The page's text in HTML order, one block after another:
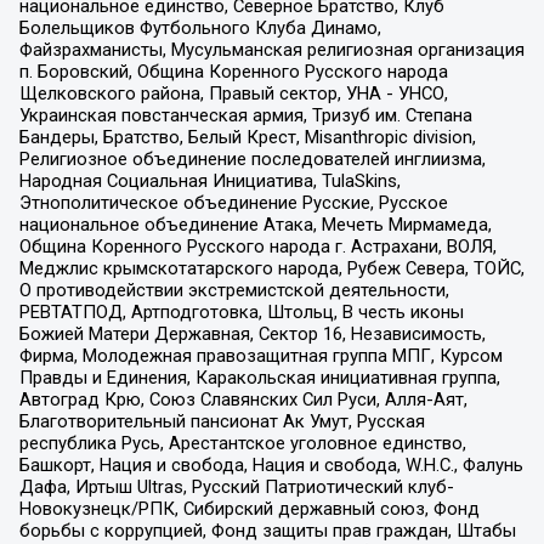
национальное единство, Северное Братство, Клуб
Болельщиков Футбольного Клуба Динамо,
Файзрахманисты, Мусульманская религиозная организация
п. Боровский, Община Коренного Русского народа
Щелковского района, Правый сектор, УНА - УНСО,
Украинская повстанческая армия, Тризуб им. Степана
Бандеры, Братство, Белый Крест, Misanthropic division,
Религиозное объединение последователей инглиизма,
Народная Социальная Инициатива, TulaSkins,
Этнополитическое объединение Русские, Русское
национальное объединение Атака, Мечеть Мирмамеда,
Община Коренного Русского народа г. Астрахани, ВОЛЯ,
Меджлис крымскотатарского народа, Рубеж Севера, ТОЙС,
О противодействии экстремистской деятельности,
РЕВТАТПОД, Артподготовка, Штольц, В честь иконы
Божией Матери Державная, Сектор 16, Независимость,
Фирма, Молодежная правозащитная группа МПГ, Курсом
Правды и Единения, Каракольская инициативная группа,
Автоград Крю, Союз Славянских Сил Руси, Алля-Аят,
Благотворительный пансионат Ак Умут, Русская
республика Русь, Арестантское уголовное единство,
Башкорт, Нация и свобода, Нация и свобода, W.H.С., Фалунь
Дафа, Иртыш Ultras, Русский Патриотический клуб-
Новокузнецк/РПК, Сибирский державный союз, Фонд
борьбы с коррупцией, Фонд защиты прав граждан, Штабы